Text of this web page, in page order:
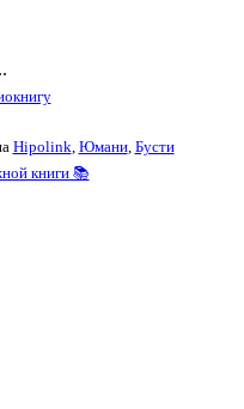
Hipolink, Юмани, Бусти
книги 📚